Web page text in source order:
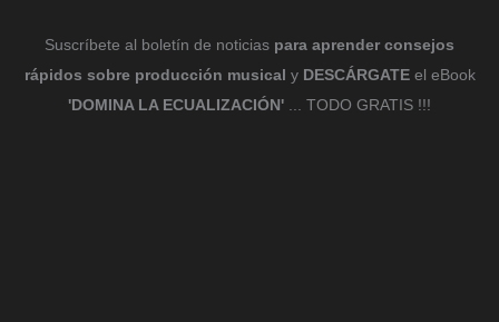
Suscríbete al boletín de noticias para aprender consejos
rápidos sobre producción musical y DESCÁRGATEel eBook
'DOMINA LA ECUALIZACIÓN' ... TODO GRATIS !!!